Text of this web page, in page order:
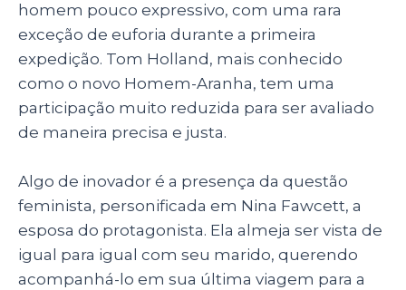
homem pouco expressivo, com uma rara
exceção de euforia durante a primeira
expedição. Tom Holland, mais conhecido
como o novo Homem-Aranha, tem uma
participação muito reduzida para ser avaliado
de maneira precisa e justa.
Algo de inovador é a presença da questão
feminista, personificada em Nina Fawcett, a
esposa do protagonista. Ela almeja ser vista de
igual para igual com seu marido, querendo
acompanhá-lo em sua última viagem para a